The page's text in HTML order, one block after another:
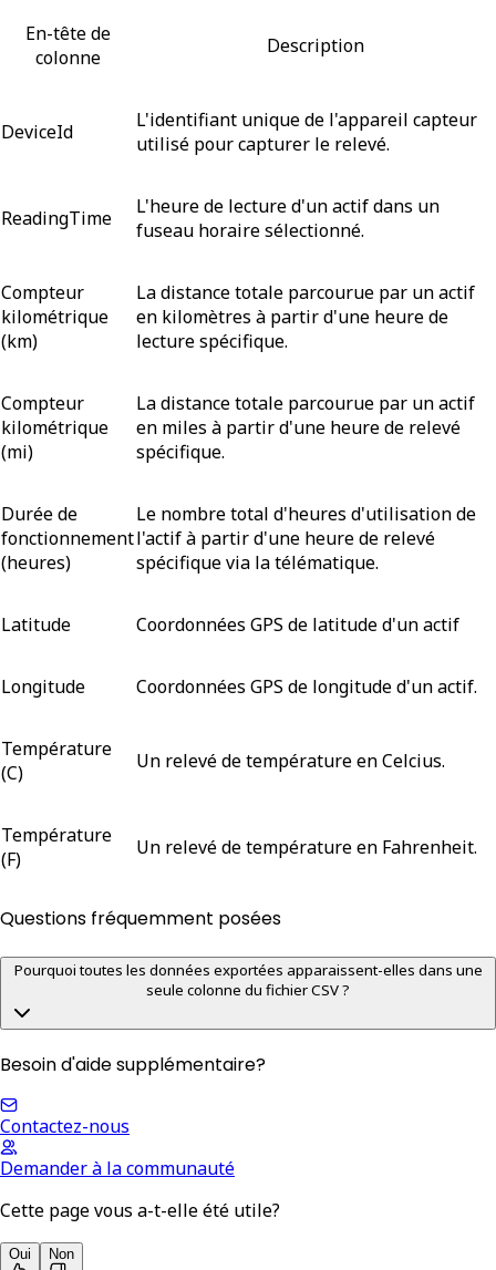
En-tête de
colonne
Description
DeviceId
L'identifiant unique de l'appareil capteur
utilisé pour capturer le relevé.
ReadingTime
L'heure de lecture d'un actif dans un
fuseau horaire sélectionné.
Compteur
kilométrique
(km)
La distance totale parcourue par un actif
en kilomètres à partir d'une heure de
lecture spécifique.
Compteur
kilométrique
(mi)
La distance totale parcourue par un actif
en miles à partir d'une heure de relevé
spécifique.
Durée de
fonctionnement
(heures)
Le nombre total d'heures d'utilisation de
l'actif à partir d'une heure de relevé
spécifique via la télématique.
Latitude Coordonnées GPS de latitude d'un actif
Longitude Coordonnées GPS de longitude d'un actif.
Température
(C)
Un relevé de température en Celcius.
Température
(F)
Un relevé de température en Fahrenheit.
Questions fréquemment posées
Pourquoi toutes les données exportées apparaissent-elles dans une
seule colonne du fichier CSV ?
Besoin d'aide supplémentaire?
Contactez-nous
Demander à la communauté
Cette page vous a-t-elle été utile?
Oui Non